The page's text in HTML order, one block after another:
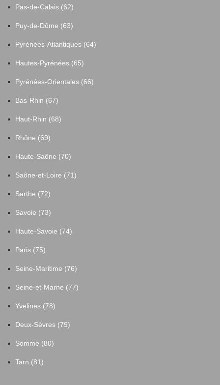
Pas-de-Calais (62)
Puy-de-Dôme (63)
Pyrénées-Atlantiques (64)
Hautes-Pyrénées (65)
Pyrénées-Orientales (66)
Bas-Rhin (67)
Haut-Rhin (68)
Rhône (69)
Haute-Saône (70)
Saône-et-Loire (71)
Sarthe (72)
Savoie (73)
Haute-Savoie (74)
Paris (75)
Seine-Maritime (76)
Seine-et-Marne (77)
Yvelines (78)
Deux-Sèvres (79)
Somme (80)
Tarn (81)